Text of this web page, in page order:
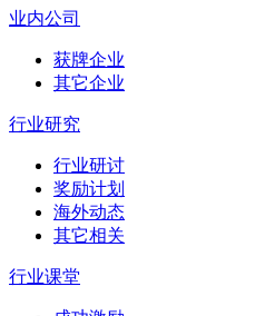
业内公司
获牌企业
其它企业
行业研究
行业研讨
奖励计划
海外动态
其它相关
行业课堂